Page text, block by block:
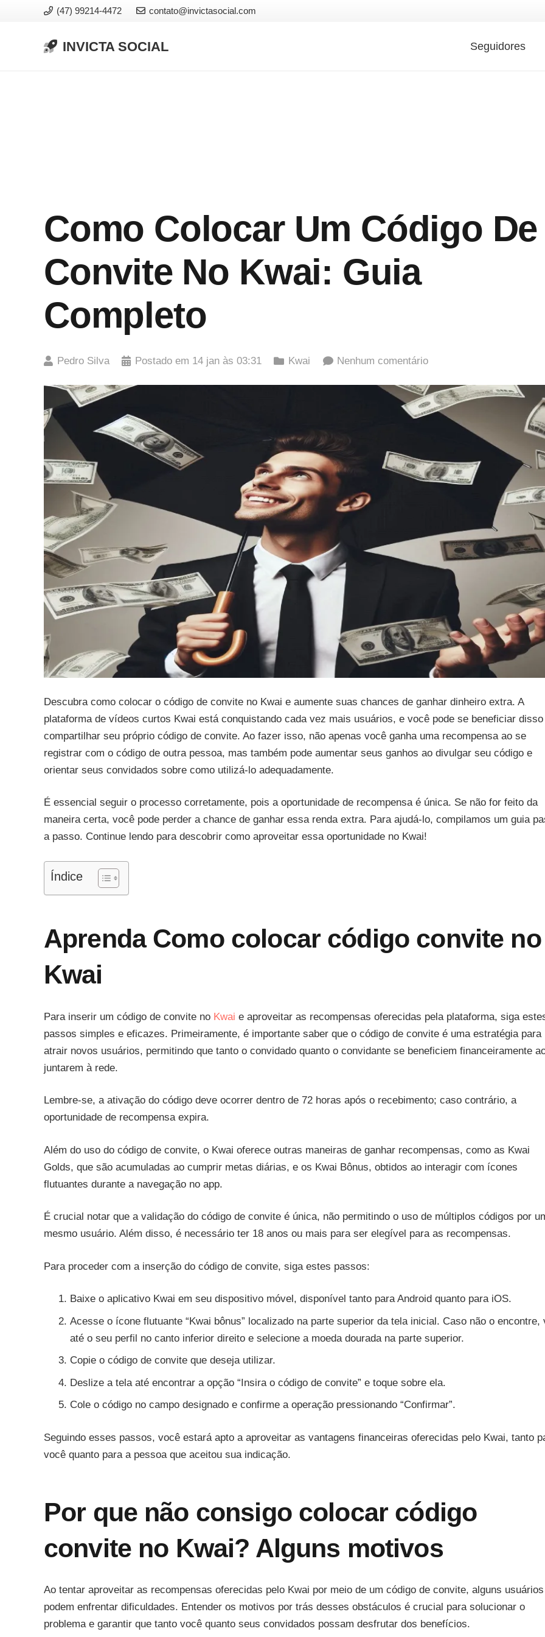
(47) 99214-4472 contato@invictasocial.com
INVICTA SOCIAL Seguidores
Como Colocar Um Código De
Convite No Kwai: Guia
Completo
Pedro Silva Postado em 14 jan às 03:31 Kwai Nenhum comentário
Descubra como colocar o código de convite no Kwai e aumente suas chances de ganhar dinheiro extra. A
plataforma de vídeos curtos Kwai está conquistando cada vez mais usuários, e você pode se beneficiar disso
compartilhar seu próprio código de convite. Ao fazer isso, não apenas você ganha uma recompensa ao se
registrar com o código de outra pessoa, mas também pode aumentar seus ganhos ao divulgar seu código e
orientar seus convidados sobre como utilizá-lo adequadamente.
É essencial seguir o processo corretamente, pois a oportunidade de recompensa é única. Se não for feito da
maneira certa, você pode perder a chance de ganhar essa renda extra. Para ajudá-lo, compilamos um guia
a passo. Continue lendo para descobrir como aproveitar essa oportunidade no Kwai!
Índice
Aprenda Como colocar código convite no
Kwai
Para inserir um código de convite no Kwai e aproveitar as recompensas oferecidas pela plataforma, siga
passos simples e eficazes. Primeiramente, é importante saber que o código de convite é uma estratégia para
atrair novos usuários, permitindo que tanto o convidado quanto o convidante se beneficiem financeiramente
juntarem à rede.
Lembre-se, a ativação do código deve ocorrer dentro de 72 horas após o recebimento; caso contrário, a
oportunidade de recompensa expira.
Além do uso do código de convite, o Kwai oferece outras maneiras de ganhar recompensas, como as Kwai
Golds, que são acumuladas ao cumprir metas diárias, e os Kwai Bônus, obtidos ao interagir com ícones
flutuantes durante a navegação no app.
É crucial notar que a validação do código de convite é única, não permitindo o uso de múltiplos códigos por
mesmo usuário. Além disso, é necessário ter 18 anos ou mais para ser elegível para as recompensas.
Para proceder com a inserção do código de convite, siga estes passos:
Baixe o aplicativo Kwai em seu dispositivo móvel, disponível tanto para Android quanto para iOS.
Acesse o ícone flutuante “Kwai bônus” localizado na parte superior da tela inicial. Caso não o encontre,
até o seu perfil no canto inferior direito e selecione a moeda dourada na parte superior.
Copie o código de convite que deseja utilizar.
Deslize a tela até encontrar a opção “Insira o código de convite” e toque sobre ela.
Cole o código no campo designado e confirme a operação pressionando “Confirmar”.
Seguindo esses passos, você estará apto a aproveitar as vantagens financeiras oferecidas pelo Kwai, tanto
você quanto para a pessoa que aceitou sua indicação.
Por que não consigo colocar código
convite no Kwai? Alguns motivos
Ao tentar aproveitar as recompensas oferecidas pelo Kwai por meio de um código de convite, alguns usuários
podem enfrentar dificuldades. Entender os motivos por trás desses obstáculos é crucial para solucionar o
problema e garantir que tanto você quanto seus convidados possam desfrutar dos benefícios.